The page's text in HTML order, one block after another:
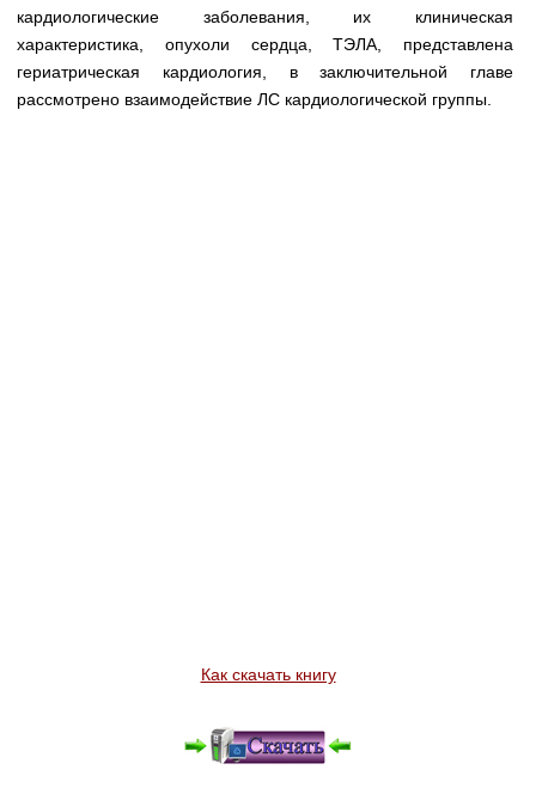
Обратная связь
Добавить материал
FAQ
кардиологические заболевания, их клиническая
характеристика, опухоли сердца, ТЭЛА, представлена
гериатрическая кардиология, в заключительной главе
рассмотрено взаимодействие ЛС кардиологической группы.
Как скачать книгу